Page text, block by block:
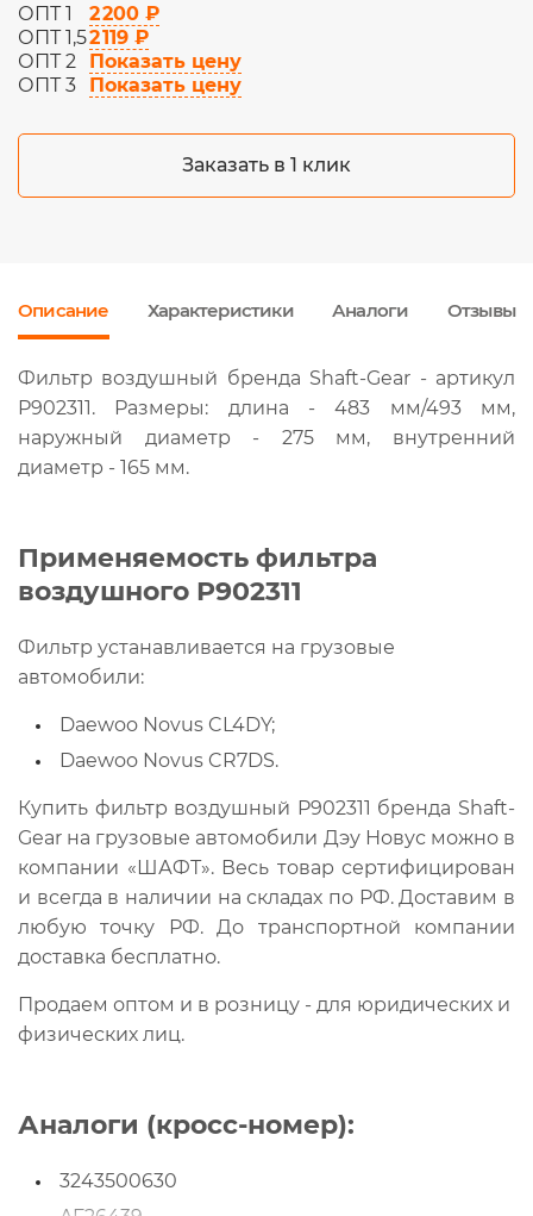
ОПТ 1
2 200 ₽
ОПТ 1,52 119 ₽
ОПТ 2
Показать цену
ОПТ 3
Показать цену
Заказать в 1 клик
Описание Характеристики Аналоги Отзывы
Фильтр воздушный бренда Shaft-Gear - артикул
P902311. Размеры: длина - 483 мм/493 мм,
наружный диаметр - 275 мм, внутренний
диаметр - 165 мм.
Применяемость фильтра
воздушного P902311
Фильтр устанавливается на грузовые
автомобили:
Daewoo Novus CL4DY;
Daewoo Novus CR7DS.
Купить фильтр воздушный P902311 бренда Shaft-
Gear на грузовые автомобили Дэу Новус можно в
компании «ШАФТ». Весь товар сертифицирован
и всегда в наличии на складах по РФ. Доставим в
любую точку РФ. До транспортной компании
доставка бесплатно.
Продаем оптом и в розницу - для юридических и
физических лиц.
Аналоги (кросс-номер):
3243500630